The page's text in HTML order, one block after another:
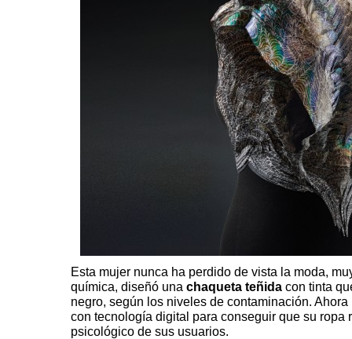
Esta mujer nunca ha perdido de vista la moda,
química, diseñó una chaqueta teñida con tinta
negro, según los niveles de contaminación.
con tecnología digital para conseguir que su ropa
psicológico de sus usuarios.